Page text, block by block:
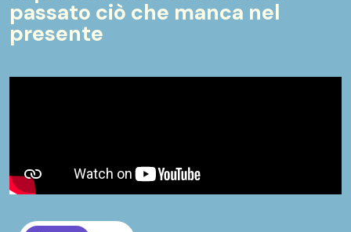
passato ciò che manca nel
presente